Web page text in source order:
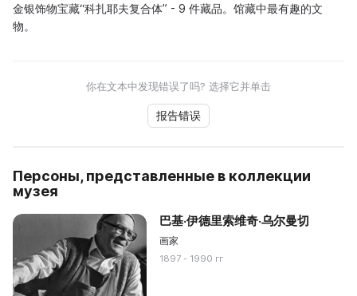
金银饰物宝藏“科扎耶夫复合体” - 9 件藏品。馆藏中最有趣的文
物。
你在文本中发现错误了吗? 选择它并单击
报告错误
Персоны, представленные в коллекции
музея
巴基·伊德里索维奇·乌尔曼切
画家
1897 - 1990 гг